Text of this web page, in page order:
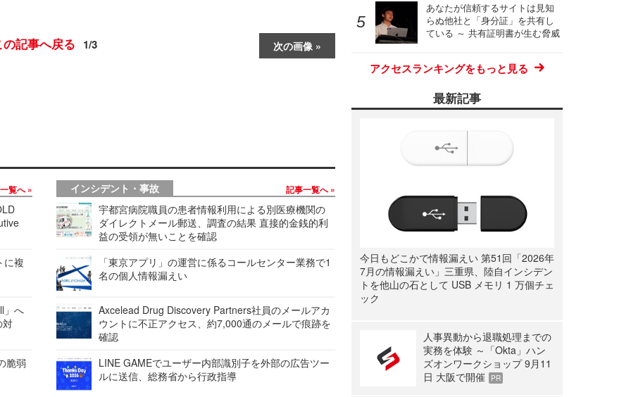
次の画像
の記事へ戻る 1/3
覧へ
に複
」へ
対
脆弱
インシデント・事故 記事一覧へ
宇都宮病院職員の患者情報利用による別医療機関の
ダイレクトメール郵送、調査の結果 直接的金銭的利
益の受領が無いことを確認
「東京アプリ」の運営に係るコールセンター業務で1
名の個人情報漏えい
Axcelead Drug Discovery Partners社員のメールアカ
ウントに不正アクセス、約7,000通のメールで痕跡を
確認
LINE GAMEでユーザー内部識別子を外部の広告ツー
ルに送信、総務省から行政指導
あなたが信頼するサイトは見知
らぬ他社と「身分証」を共有し
ている ～ 共有証明書が生む脅威
アクセスランキングをもっと見る
最新記事
今日もどこかで情報漏えい 第51回「2026年
7月の情報漏えい」三重県、陸自インシデン
トを他山の石として USB メモリ 1 万個チェ
ック
人事異動から退職処理までの
実務を体験 ～「Okta」ハン
ズオンワークショップ 9月11
日 大阪で開催
PR